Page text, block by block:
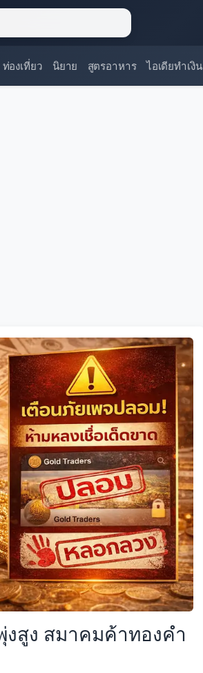
ท่องเที่ยว นิยาย สูตรอาหาร ไอเดียทำเงิน
สูง สมาคมค้าทองคำ